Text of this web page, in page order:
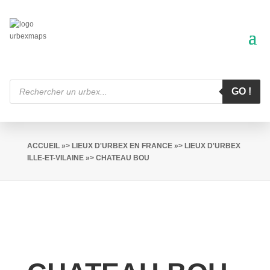
Recherche
produits
GO !
ACCUEIL»> LIEUX D'URBEX EN FRANCE»> LIEUX D'URBEX
ILLE-ET-VILAINE»> CHATEAU BOU